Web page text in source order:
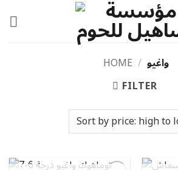
HOME / واغيو
FILTER